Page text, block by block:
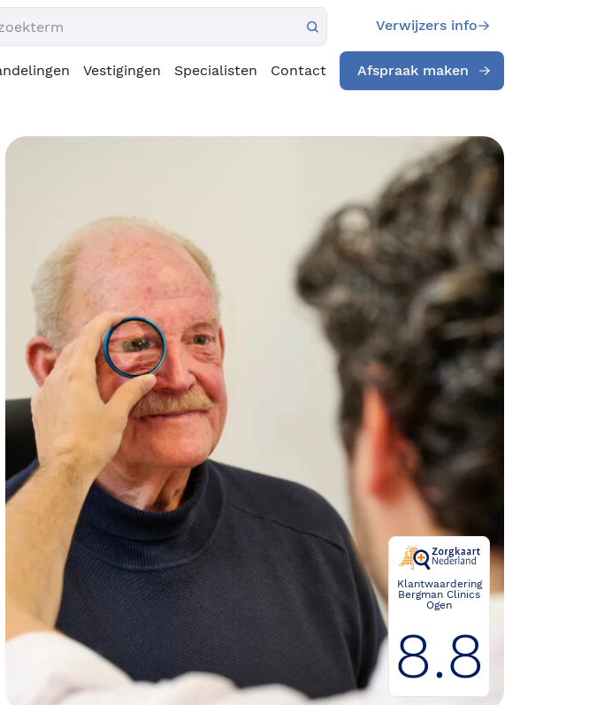
Verwijzers info
Vestigingen Specialisten Contact Afspraak maken
Klantwaardering
Bergman Clinics
Ogen
8.8